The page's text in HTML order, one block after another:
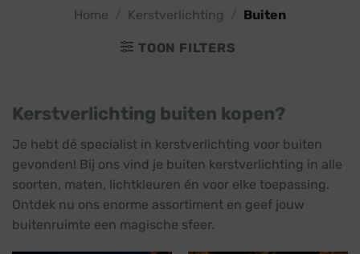
Home Kerstverlichting Buiten
TOON FILTERS
Kerstverlichting buiten kopen?
Je hebt dé specialist in kerstverlichting voor buiten
gevonden! Bij ons vind je buiten kerstverlichting in alle
soorten, maten, lichtkleuren én voor elke toepassing.
Ontdek nu ons enorme assortiment en geef jouw
buitenruimte een magische sfeer.